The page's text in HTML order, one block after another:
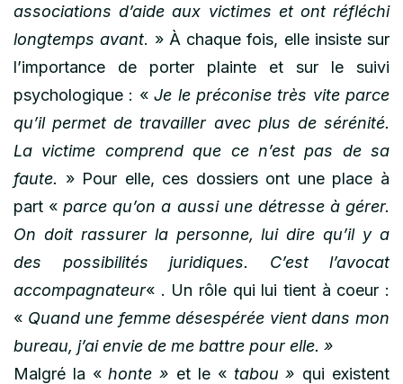
associations d’aide aux victimes et ont réfléchi
longtemps avant. » À chaque fois, elle insiste sur
l’importance de porter plainte et sur le suivi
psychologique : «Je le préconise très vite parce
qu’il permet de travailler avec plus de sérénité.
La victime comprend que ce n’est pas de sa
faute. » Pour elle, ces dossiers ont une place à
part «parce qu’on a aussi une détresse à gérer.
On doit rassurer la personne, lui dire qu’il y a
des possibilités juridiques. C’est l’avocat
accompagnateur« . Un rôle qui lui tient à coeur :
« Quand une femme désespérée vient dans mon
bureau, j’ai envie de me battre pour elle. »
Malgré la «honte » et le « tabou » qui existent